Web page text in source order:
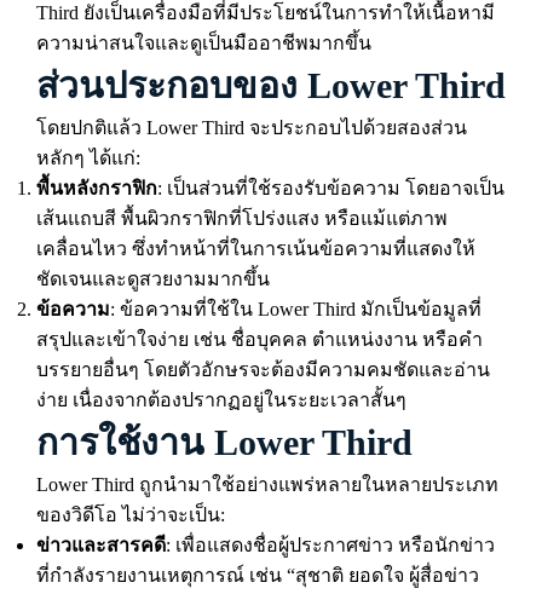
Third ยังเป็นเครื่องมือที่มีประโยชน์ในการทำให้เนื้อหามี
ความน่าสนใจและดูเป็นมืออาชีพมากขึ้น
ส่วนประกอบของ Lower Third
โดยปกติแล้ว Lower Third จะประกอบไปด้วยสองส่วน
หลักๆ ได้แก่:
พื้นหลังกราฟิก: เป็นส่วนที่ใช้รองรับข้อความ โดยอาจเป็น
เส้นแถบสี พื้นผิวกราฟิกที่โปร่งแสง หรือแม้แต่ภาพ
เคลื่อนไหว ซึ่งทำหน้าที่ในการเน้นข้อความที่แสดงให้
ชัดเจนและดูสวยงามมากขึ้น
ข้อความ: ข้อความที่ใช้ใน Lower Third มักเป็นข้อมูลที่
สรุปและเข้าใจง่าย เช่น ชื่อบุคคล ตำแหน่งงาน หรือคำ
บรรยายอื่นๆ โดยตัวอักษรจะต้องมีความคมชัดและอ่าน
ง่าย เนื่องจากต้องปรากฏอยู่ในระยะเวลาสั้นๆ
การใช้งาน Lower Third
Lower Third ถูกนำมาใช้อย่างแพร่หลายในหลายประเภท
ของวิดีโอ ไม่ว่าจะเป็น:
ข่าวและสารคดี: เพื่อแสดงชื่อผู้ประกาศข่าว หรือนักข่าว
ที่กำลังรายงานเหตุการณ์ เช่น “สุชาติ ยอดใจ ผู้สื่อข่าว